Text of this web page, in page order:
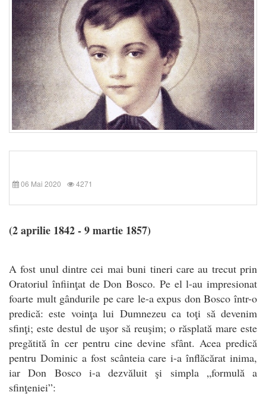
06 Mai 2020 4271
(2 aprilie 1842 - 9 martie 1857)
A fost unul dintre cei mai buni tineri care au trecut prin
Oratoriul înfiinţat de Don Bosco. Pe el l-au impresionat
foarte mult gândurile pe care le-a expus don Bosco într-o
predică: este voinţa lui Dumnezeu ca toţi să devenim
sfinţi; este destul de uşor să reuşim; o răsplată mare este
pregătită în cer pentru cine devine sfânt. Acea predică
pentru Dominic a fost scânteia care i-a înflăcărat inima,
iar Don Bosco i-a dezvăluit şi simpla „formulă a
sfinţeniei”: